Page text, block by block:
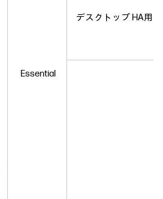
Essential
デスクトップ HA用